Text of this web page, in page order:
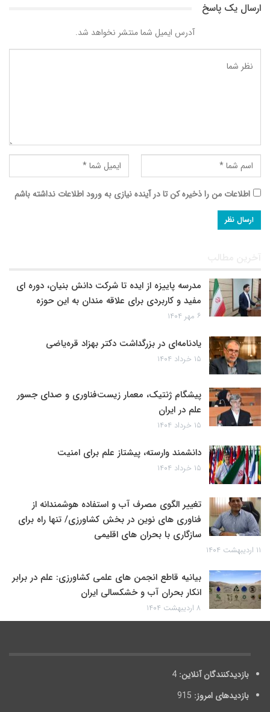
ارسال یک پاسخ
آدرس ایمیل شما منتشر نخواهد شد.
اطلاعات من را ذخیره کن تا در آینده نیازی به ورود اطلاعات نداشته باشم
آخرین مطالب
مدرسه پاییزه از ایده تا شرکت دانش بنیان، دوره ای
مفید و کاربردی برای علاقه مندان به این حوزه
۶ مهر ۱۴۰۴
یادنامه‌ای در بزرگداشت دکتر بهزاد قره‌یاضی
۱۵ خرداد ۱۴۰۴
پیشگام ژنتیک، معمار زیست‌فناوری و صدای جسور
علم در ایران
۱۵ خرداد ۱۴۰۴
دانشمند وارسته، پیشتاز علم برای امنیت
۱۵ خرداد ۱۴۰۴
تغییر الگوی مصرف آب و استفاده هوشمندانه از
فناوری های نوین در بخش کشاورزی/ تنها راه برای
سازگاری با بحران های اقلیمی
۱۱ اردیبهشت ۱۴۰۴
بیانیه قاطع انجمن های علمی کشاورزی: علم در برابر
انکار بحران آب و خشکسالی ایران
۸ اردیبهشت ۱۴۰۴
بازدیدکنندگان آنلاین: 4
بازدیدهای امروز: 915